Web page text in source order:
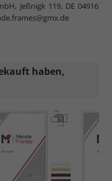
Jeßnigk 119, DE 04916
haben,